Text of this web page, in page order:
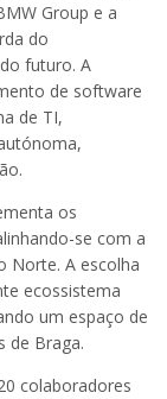
Group e a
do
futuro. A
de software
de TI,
os
se com a
Norte. A escolha
ecossistema
um espaço de
de Braga.
colaboradores